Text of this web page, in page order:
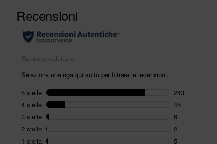
Stesso
link
alla
pagina.